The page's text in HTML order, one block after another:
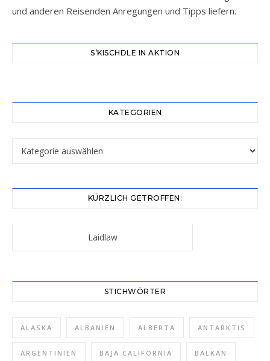
und anderen Reisenden Anregungen und Tipps liefern.
S’KISCHDLE IN AKTION
KATEGORIEN
KÜRZLICH GETROFFEN:
Laidlaw
STICHWÖRTER
ALASKA ALBANIEN ALBERTA ANTARKTIS
ARGENTINIEN BAJA CALIFORNIA BALKAN